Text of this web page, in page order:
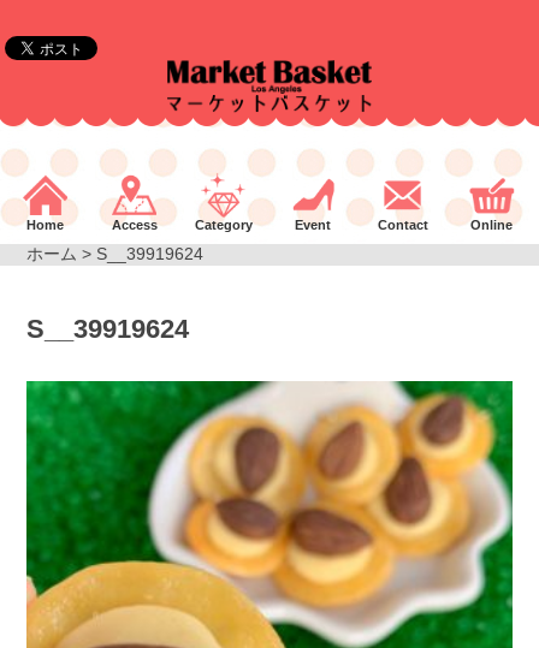
Home Access Category Event Contact Online
ホーム > S__39919624
S__39919624